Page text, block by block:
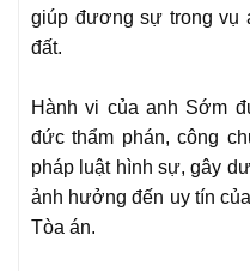
giúp đương sự trong vụ
đất.
Hành vi của anh Sớm
đức thẩm phán, công
pháp luật hình sự, gây
ảnh hưởng đến uy tín
Tòa án.